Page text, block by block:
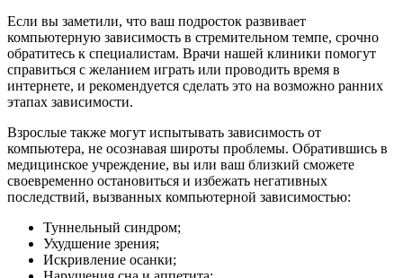
Если вы заметили, что ваш подросток развивает
компьютерную зависимость в стремительном темпе, срочно
обратитесь к специалистам. Врачи нашей клиники помогут
справиться с желанием играть или проводить время в
интернете, и рекомендуется сделать это на возможно ранних
этапах зависимости.
Взрослые также могут испытывать зависимость от
компьютера, не осознавая широты проблемы. Обратившись в
медицинское учреждение, вы или ваш близкий сможете
своевременно остановиться и избежать негативных
последствий, вызванных компьютерной зависимостью:
Туннельный синдром;
Ухудшение зрения;
Искривление осанки;